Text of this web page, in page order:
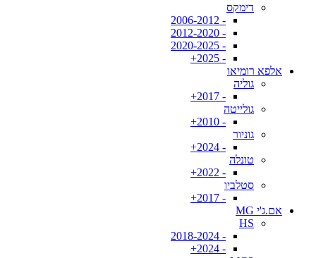
דימקס
- 2006-2012
- 2012-2020
- 2020-2025
- 2025+
אלפא רומיאו
גוליה
- 2017+
גולייטה
- 2010+
גוניור
- 2024+
טונלה
- 2022+
סטלביו
- 2017+
אם.ג'י MG
HS
- 2018-2024
- 2024+